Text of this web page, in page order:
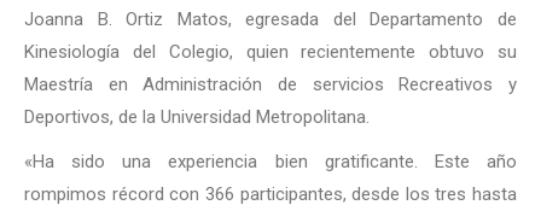
Joanna B. Ortiz Matos, egresada del Departamento de
Kinesiología del Colegio, quien recientemente obtuvo su
Maestría en Administración de servicios Recreativos y
Deportivos, de la Universidad Metropolitana.
«Ha sido una experiencia bien gratificante. Este año
rompimos récord con 366 participantes, desde los tres hasta